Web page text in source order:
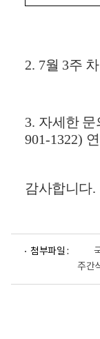
2. 7월 3주
3. 자세한 문
901-1322)
감사합니다.
첨부파일 :
주간
어